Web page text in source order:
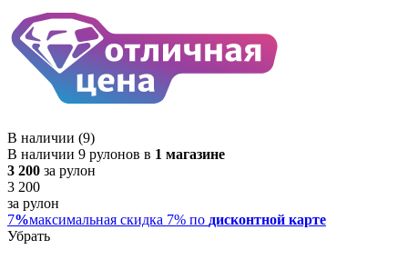
В наличии (9)
В наличии 9 рулонов в 1 магазине
3 200 за рулон
3 200
за рулон
7%максимальная скидка 7% по дисконтной карте
Убрать